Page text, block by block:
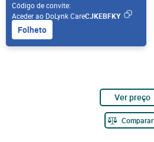
Código de convite:
Aceder ao DoLynk CareCJKEBFKY
Folheto
Ver preço
Comparar